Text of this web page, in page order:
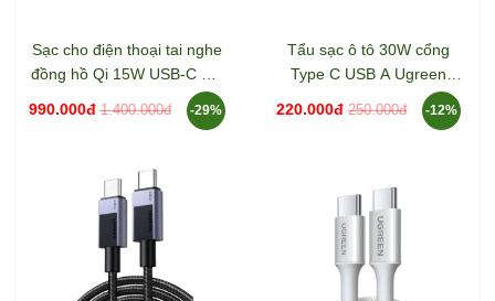
Sạc cho điện thoại tai nghe
đồng hồ Qi 15W USB-C PD
Ugreen 35316 W702
990.000đ 1.400.000đ -29%
Tẩu sạc ô tô 30W cổng
Type C USB A Ugreen
220.000đ 250.000đ -12%